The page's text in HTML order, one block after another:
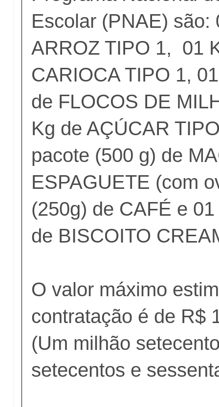
Escolar (PNAE) são:
ARROZ TIPO 1, 01
CARIOCA TIPO 1,
de FLOCOS DE
Kg de AÇÚCAR
pacote (500 g) de
ESPAGUETE (com
(250g) de CAFÉ e
de BISCOITO
O valor máximo
contratação é de R$
(Um milhão
setecentos e